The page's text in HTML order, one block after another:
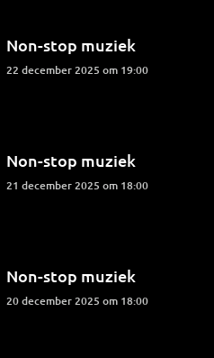
Non-stop muziek
22 december 2025 om 19:00
Non-stop muziek
21 december 2025 om 18:00
Non-stop muziek
20 december 2025 om 18:00